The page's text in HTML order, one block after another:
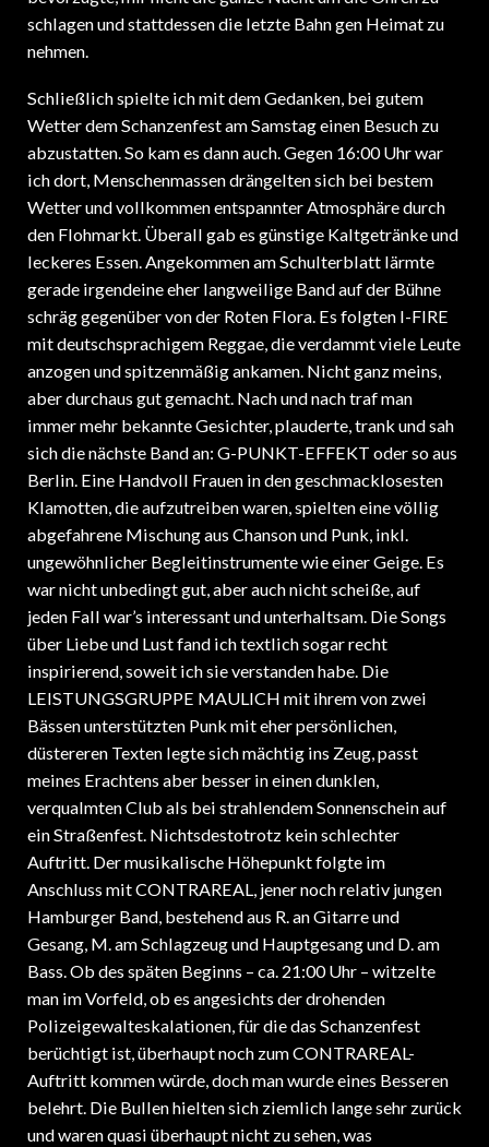
schlagen und stattdessen die letzte Bahn gen Heimat zu
nehmen.
Schließlich spielte ich mit dem Gedanken, bei gutem
Wetter dem Schanzenfest am Samstag einen Besuch zu
abzustatten. So kam es dann auch. Gegen 16:00 Uhr war
ich dort, Menschenmassen drängelten sich bei bestem
Wetter und vollkommen entspannter Atmosphäre durch
den Flohmarkt. Überall gab es günstige Kaltgetränke und
leckeres Essen. Angekommen am Schulterblatt lärmte
gerade irgendeine eher langweilige Band auf der Bühne
schräg gegenüber von der Roten Flora. Es folgten I-FIRE
mit deutschsprachigem Reggae, die verdammt viele Leute
anzogen und spitzenmäßig ankamen. Nicht ganz meins,
aber durchaus gut gemacht. Nach und nach traf man
immer mehr bekannte Gesichter, plauderte, trank und sah
sich die nächste Band an: G-PUNKT-EFFEKT oder so aus
Berlin. Eine Handvoll Frauen in den geschmacklosesten
Klamotten, die aufzutreiben waren, spielten eine völlig
abgefahrene Mischung aus Chanson und Punk, inkl.
ungewöhnlicher Begleitinstrumente wie einer Geige. Es
war nicht unbedingt gut, aber auch nicht scheiße, auf
jeden Fall war’s interessant und unterhaltsam. Die Songs
über Liebe und Lust fand ich textlich sogar recht
inspirierend, soweit ich sie verstanden habe. Die
LEISTUNGSGRUPPE MAULICH mit ihrem von zwei
Bässen unterstützten Punk mit eher persönlichen,
düstereren Texten legte sich mächtig ins Zeug, passt
meines Erachtens aber besser in einen dunklen,
verqualmten Club als bei strahlendem Sonnenschein auf
ein Straßenfest. Nichtsdestotrotz kein schlechter
Auftritt. Der musikalische Höhepunkt folgte im
Anschluss mit CONTRAREAL, jener noch relativ jungen
Hamburger Band, bestehend aus R. an Gitarre und
Gesang, M. am Schlagzeug und Hauptgesang und D. am
Bass. Ob des späten Beginns – ca. 21:00 Uhr – witzelte
man im Vorfeld, ob es angesichts der drohenden
Polizeigewalteskalationen, für die das Schanzenfest
berüchtigt ist, überhaupt noch zum CONTRAREAL-
Auftritt kommen würde, doch man wurde eines Besseren
belehrt. Die Bullen hielten sich ziemlich lange sehr zurück
und waren quasi überhaupt nicht zu sehen, was